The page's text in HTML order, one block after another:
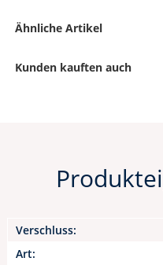
Ähnliche Artikel
Kunden kauften auch
Verschluss:
Art: